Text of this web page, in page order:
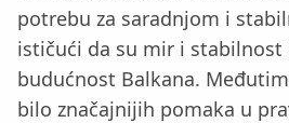
potrebu za saradnjom i
ističući da su mir i stabilnost
budućnost Balkana.
bilo značajnijih pomaka u